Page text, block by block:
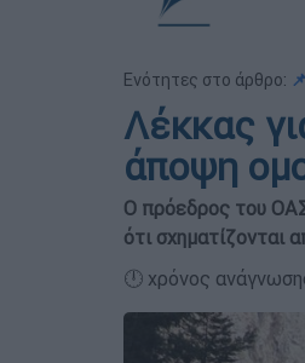
Ενότητες στο άρθρο:
Λέκκας
άποψη
Ο πρόεδρος του
ότι σχηματίζονται
🕛 χρόνος